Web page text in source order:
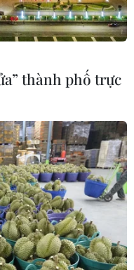
tử khi ngủ
sơ sinh ngủ chung
tử cao gấp năm
thành phố trực